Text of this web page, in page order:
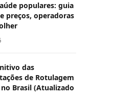
populares: guia
preços, operadoras
das
de Rotulagem
Brasil (Atualizado